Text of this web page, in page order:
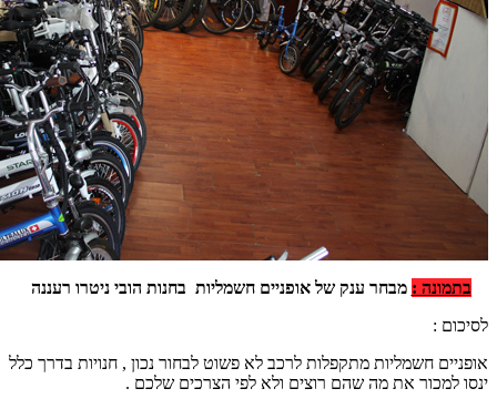
בתמונה : מבחר ענק של אופניים חשמליות בחנות הובי ניטרו רעננה
לסיכום :
אופניים חשמליות מתקפלות לרכב לא פשוט לבחור נכון , חנויות בדרך כלל
ינסו למכור את מה שהם רוצים ולא לפי הצרכים שלכם .